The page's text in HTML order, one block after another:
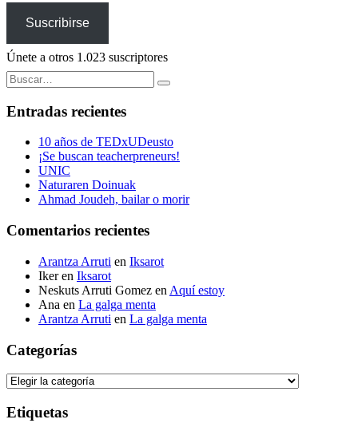
Suscribirse
Únete a otros 1.023 suscriptores
Buscar:
Entradas recientes
10 años de TEDxUDeusto
¡Se buscan teacherpreneurs!
UNIC
Naturaren Doinuak
Ahmad Joudeh, bailar o morir
Comentarios recientes
Arantza Arruti en Iksarot
Ikeren Iksarot
Neskuts Arruti Gomez en Aquí estoy
Ana en La galga menta
Arantza Arruti en La galga menta
Categorías
Categorías
Etiquetas